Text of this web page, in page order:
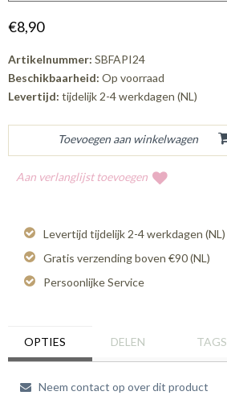
€8,90
Artikelnummer: SBFAPI24
Beschikbaarheid: Op voorraad
Levertijd: tijdelijk 2-4 werkdagen (NL)
Aan verlanglijst toevoegen
Levertijd tijdelijk 2-4 werkdagen (NL)
Gratis verzending boven €90 (NL)
Persoonlijke Service
OPTIES DELEN TAGS
Neem contact op over dit product